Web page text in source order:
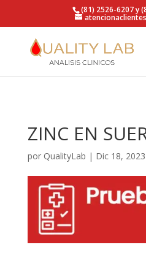
https://qualitylab.mx/(81) 2526-6207 y
ZINC EN
por QualityLab | Dic 18, 2023